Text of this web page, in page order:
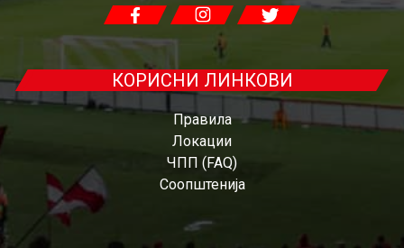
КОРИСНИ ЛИНКОВИ
Правила
Локации
ЧПП (FAQ)
Соопштенија